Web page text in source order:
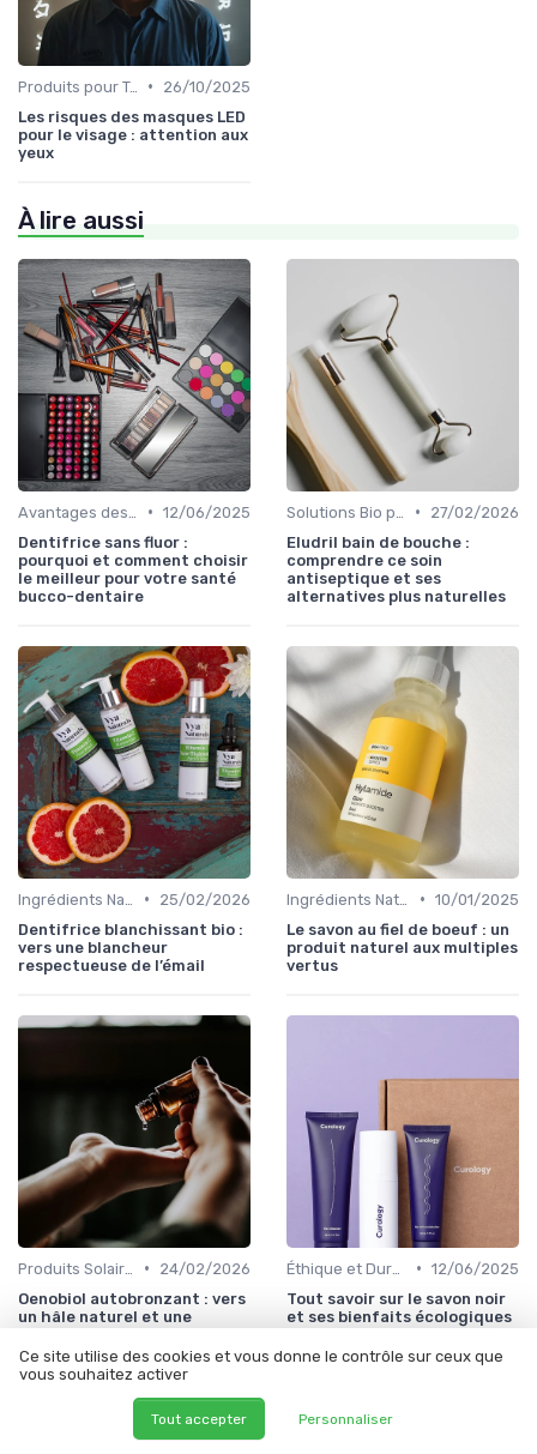
Produits pour Types de Peau •
26/10/2025
Les risques des masques LED
pour le visage : attention aux
yeux
À lire aussi
• 12/06/2025
Dentifrice sans fluor :
pourquoi et comment choisir
le meilleur pour votre santé
bucco-dentaire
•
27/02/2026
Eludril bain de bouche :
comprendre ce soin
antiseptique et ses
alternatives plus naturelles
•
25/02/2026
Dentifrice blanchissant bio :
vers une blancheur
respectueuse de l’émail
• 10/01/2025
Le savon au fiel de boeuf : un
produit naturel aux multiples
vertus
•
24/02/2026
Oenobiol autobronzant : vers
un hâle naturel et une
beauté plus responsable
• 12/06/2025
Tout savoir sur le savon noir
et ses bienfaits écologiques
Ce site utilise des cookies et vous donne le contrôle sur ceux que
vous souhaitez activer
Tout accepter Personnaliser